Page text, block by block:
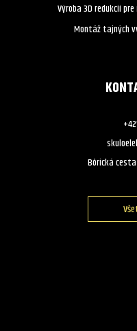
Výroba 3D redukcií
Montáž tajných
Bôrická